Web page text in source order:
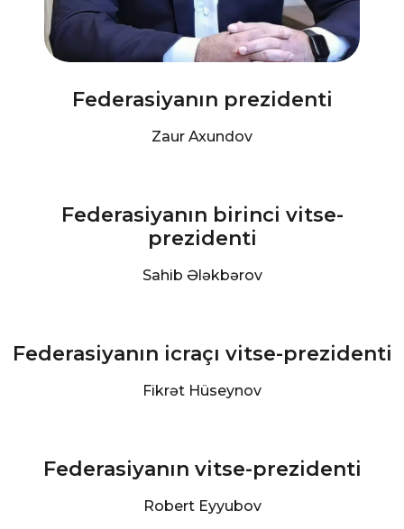
Federasiyanın prezidenti
Zaur Axundov
Federasiyanın birinci vitse-
prezidenti
Sahib Ələkbərov
Federasiyanın icraçı vitse-prezidenti
Fikrət Hüseynov
Federasiyanın vitse-prezidenti
Robert Eyyubov